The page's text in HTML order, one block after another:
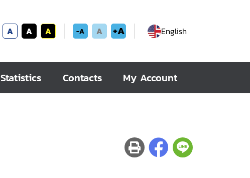
A A A -A A +A English
Statistics Contacts My Account